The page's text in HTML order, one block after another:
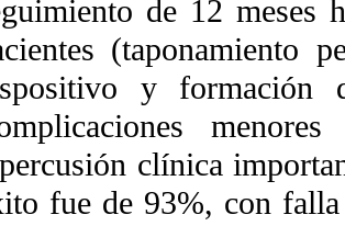
de 12 meses
(taponamiento
y formación
clínica
fue de 93%, con